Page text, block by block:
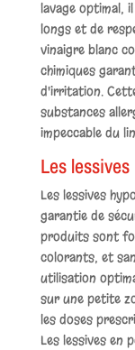
lavage optimal,
longs et de
vinaigre blanc
chimiques
d'irritation.
substances
impeccable du
Les
Les lessives
garantie de
produits sont
colorants, et
utilisation
sur une petite
les doses
Les lessives en